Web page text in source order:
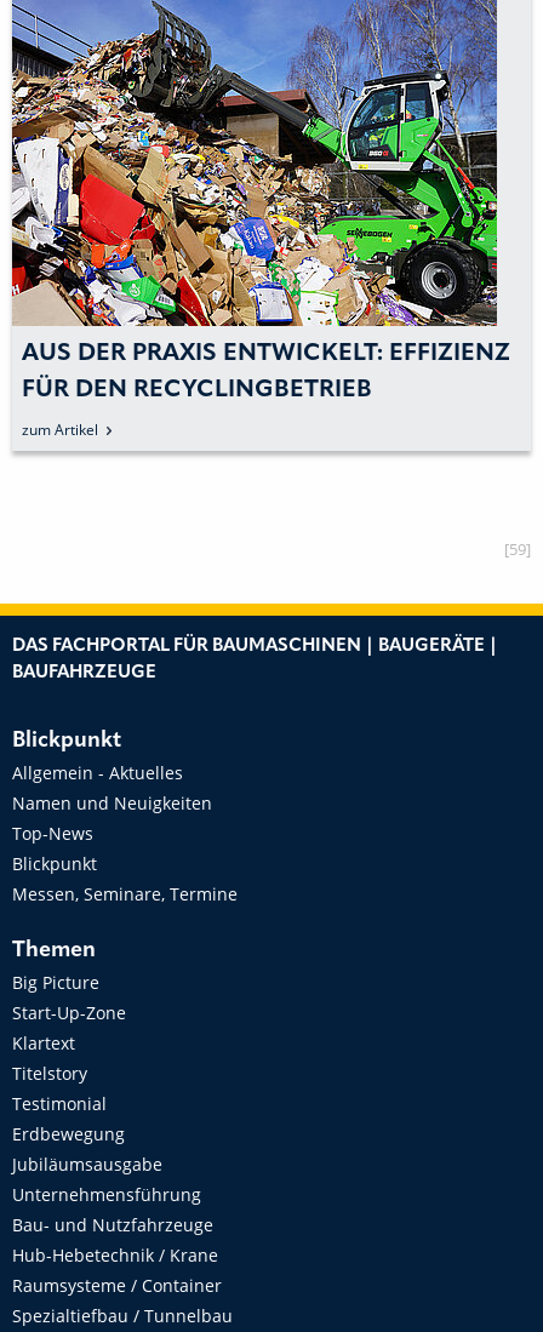
AUS DER PRAXIS ENTWICKELT: EFFIZIENZ
FÜR DEN RECYCLINGBETRIEB
zum Artikel
[59]
DAS FACHPORTAL FÜR BAUMASCHINEN | BAUGERÄTE |
BAUFAHRZEUGE
Blickpunkt
Allgemein - Aktuelles
Namen und Neuigkeiten
Top-News
Blickpunkt
Messen, Seminare, Termine
Themen
Big Picture
Start-Up-Zone
Klartext
Titelstory
Testimonial
Erdbewegung
Jubiläumsausgabe
Unternehmensführung
Bau- und Nutzfahrzeuge
Hub-Hebetechnik / Krane
Raumsysteme / Container
Spezialtiefbau / Tunnelbau